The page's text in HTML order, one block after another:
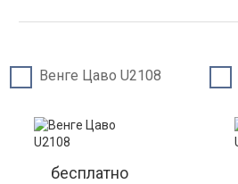
Венге Цаво U2108
бесплатно